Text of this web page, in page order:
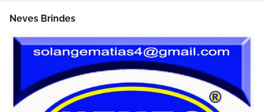
Neves Brindes